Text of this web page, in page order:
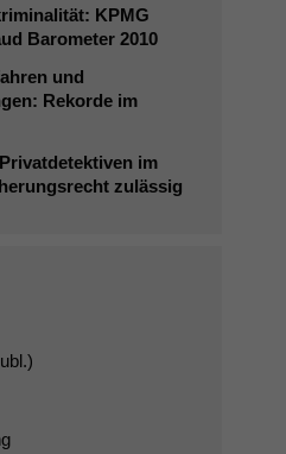
KPMG
Barometer 2010
und
Rekorde im
im
zulässig